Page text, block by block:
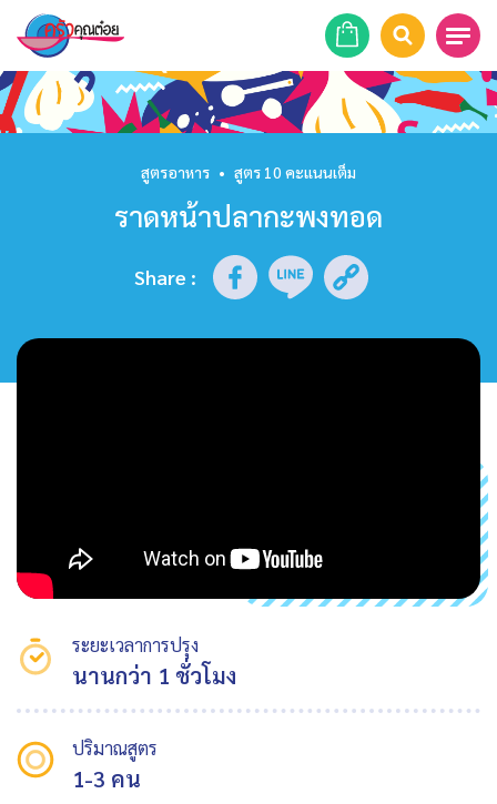
หน้าแรก
ร้านอาหาร
รายการย้อนหลัง
สูตรอาหาร • สูตร 10 คะแนนเต็ม
ราดหน้าปลากะพงทอด
Share :
ระยะเวลาการปรุง
นานกว่า 1 ชั่วโมง
ปริมาณสูตร
1-3 คน